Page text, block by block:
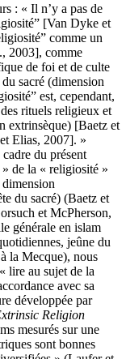
: « Il n’y a pas de
[Van Dyke et
comme un
2003], comme
de foi et de culte
sacré (dimension
est, cependant,
rituels religieux et
extrinsèque) [Baetz et
Elias, 2007]. »
du présent
de la « religiosité »
du sacré) (Baetz et
et McPherson,
générale en islam
jeûne du
la Mecque), nous
lire au sujet de la
avec sa
développée par
Religion
mesurés sur une
sont bonnes